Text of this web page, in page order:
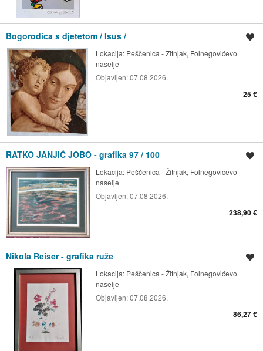
Bogorodica s djetetom / Isus /
Lokacija: Peščenica - Žitnjak, Folnegovićevo
naselje
Objavljen:07.08.2026.
25 €
RATKO JANJIĆ JOBO - grafika 97 / 100
Lokacija: Peščenica - Žitnjak, Folnegovićevo
naselje
Objavljen:07.08.2026.
238,90 €
Nikola Reiser - grafika ruže
Lokacija: Peščenica - Žitnjak, Folnegovićevo
naselje
Objavljen:07.08.2026.
86,27 €